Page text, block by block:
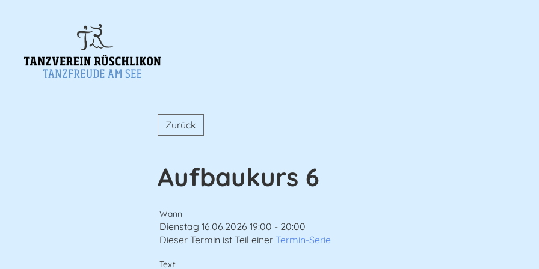
Zurück
Aufbaukurs 6
Wann
Dienstag 16.06.2026 19:00 - 20:00
Dieser Termin ist Teil einer Termin-Serie
Text